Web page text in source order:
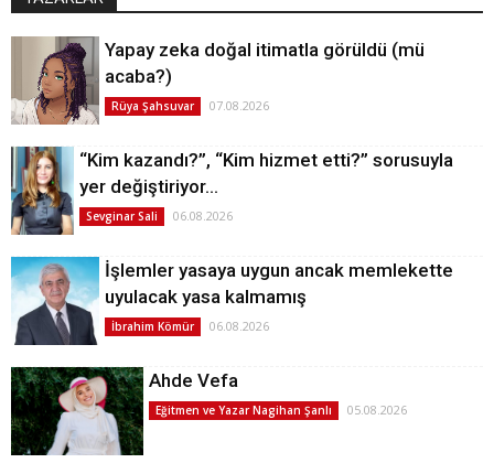
Yapay zeka doğal itimatla görüldü (mü
acaba?)
Rüya Şahsuvar 07.08.2026
“Kim kazandı?”, “Kim hizmet etti?” sorusuyla
yer değiştiriyor…
Sevginar Sali 06.08.2026
İşlemler yasaya uygun ancak memlekette
uyulacak yasa kalmamış
İbrahim Kömür 06.08.2026
Ahde Vefa
Eğitmen ve Yazar Nagihan Şanlı 05.08.2026